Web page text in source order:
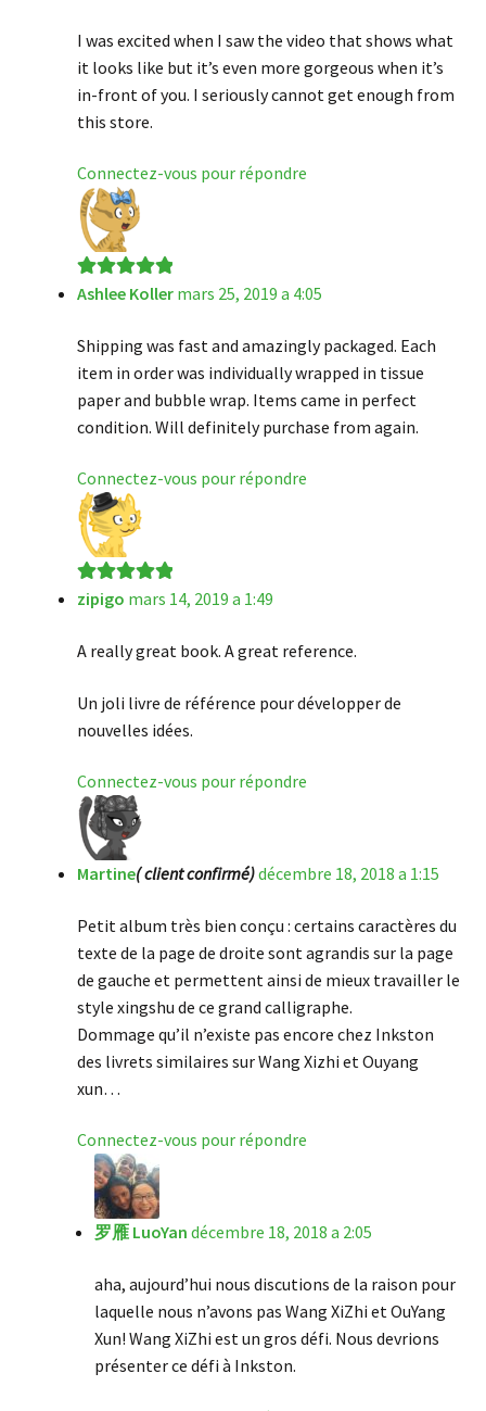
I was excited when I saw the video that shows what
it looks like but it’s even more gorgeous when it’s
in-front of you. I seriously cannot get enough from
this store.
Connectez-vous pour répondre
Note5sur 5
Ashlee Koller mars 25, 2019 a 4:05
Shipping was fast and amazingly packaged. Each
item in order was individually wrapped in tissue
paper and bubble wrap. Items came in perfect
condition. Will definitely purchase from again.
Connectez-vous pour répondre
Note5sur 5
zipigo mars 14, 2019 a 1:49
A really great book. A great reference.
Un joli livre de référence pour développer de
nouvelles idées.
Connectez-vous pour répondre
Martine( client confirmé)décembre 18, 2018 a 1:15
Petit album très bien conçu : certains caractères du
texte de la page de droite sont agrandis sur la page
de gauche et permettent ainsi de mieux travailler le
style xingshu de ce grand calligraphe.
Dommage qu’il n’existe pas encore chez Inkston
des livrets similaires sur Wang Xizhi et Ouyang
xun…
Connectez-vous pour répondre
罗雁 LuoYan décembre 18, 2018 a 2:05
aha, aujourd’hui nous discutions de la raison pour
laquelle nous n’avons pas Wang XiZhi et OuYang
Xun! Wang XiZhi est un gros défi. Nous devrions
présenter ce défi à Inkston.